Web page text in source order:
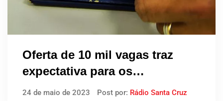
Oferta de 10 mil vagas traz
expectativa para os
concurseiros
24 de maio de 2023 Post por: Rádio Santa Cruz